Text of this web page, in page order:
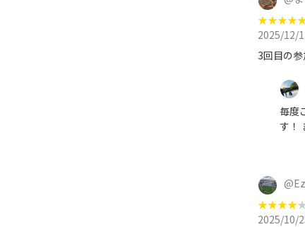
★★★★
2025/12/
3回目の
毎度
す！
@
★★★★
2025/10/